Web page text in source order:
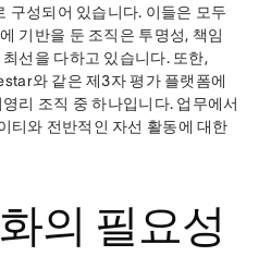
구성되어 있습니다. 이들은 모두
기반을 둔 조직은 투명성, 책임
선을 다하고 있습니다. 또한,
와 같은 제3자 평가 플랫폼에
리 조직 중 하나입니다. 업무에서
티와 전반적인 자선 활동에 대한
의 필요성